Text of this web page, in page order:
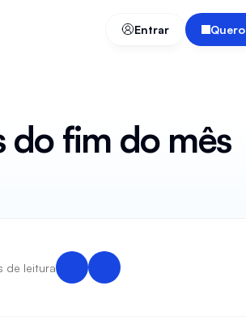
Entrar
do fim do mês
de leitura